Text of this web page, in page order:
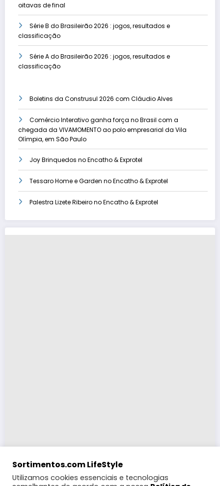
oitavas de final
Série B do Brasileirão 2026 : jogos, resultados e
classificação
Série A do Brasileirão 2026 : jogos, resultados e
classificação
Boletins da Construsul 2026 com Cláudio Alves
Comércio Interativo ganha força no Brasil com a
chegada da VIVAMOMENTO ao polo empresarial da Vila
Olímpia, em São Paulo
Joy Brinquedos no Encatho & Exprotel
Tessaro Home e Garden no Encatho & Exprotel
Palestra Lizete Ribeiro no Encatho & Exprotel
Sortimentos.com LifeStyle
Utilizamos cookies essenciais e tecnologias